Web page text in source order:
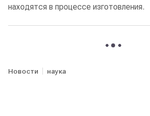
находятся в процессе изготовления.
Новости наука